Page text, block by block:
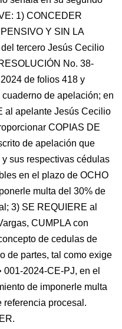
1) CONCEDER
Y SIN LA
tercero Jesús Cecilio
No. 38-
de folios 418 y
de apelación; en
al apelante Jesús Cecilio
COPIAS DE
de apelación que
sus respectivas cédulas
en el plazo de OCHO
multa del 30% de
3) SE REQUIERE al
CUMPLA con
de cedulas de
de partes, tal como exige
2024-CE-PJ, en el
de imponerle multa
referencia procesal.